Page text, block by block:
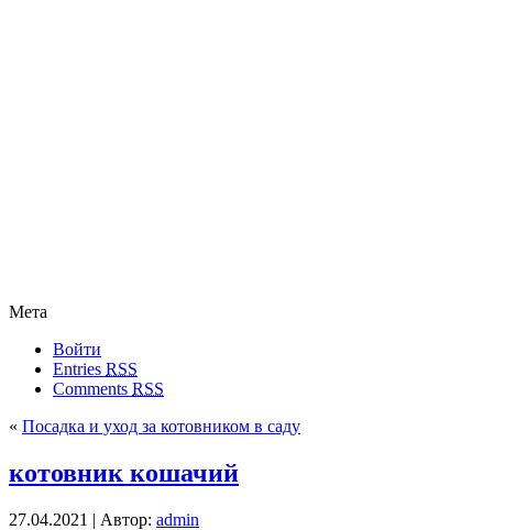
Мета
Войти
Entries RSS
Comments RSS
« Посадка и уход за котовником в саду
котовник кошачий
27.04.2021 | Автор: admin